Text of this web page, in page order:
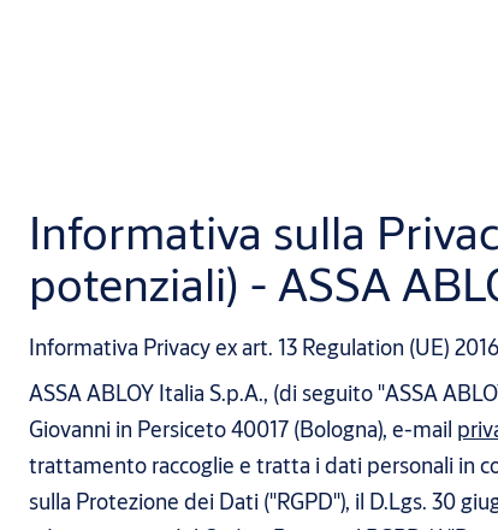
Informativa sulla
potenziali) - ASSA
Informativa Privacy ex art. 13 Regulation (UE)
ASSA ABLOY Italia S.p.A., (di seguito "ASSA
Giovanni in Persiceto 40017 (Bologna), e-mail
trattamento raccoglie e tratta i dati personali in
sulla Protezione dei Dati ("RGPD"), il D.Lgs. 30